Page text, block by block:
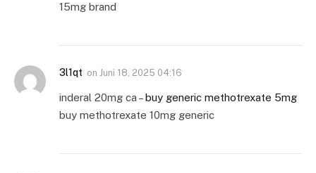
15mg brand
3l1qt on Juni 18, 2025 04:16
inderal 20mg ca –buy generic methotrexate 5mg
buy methotrexate 10mg generic